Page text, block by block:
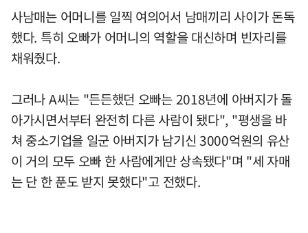
사남매는 어머니를 일찍 여의어서 남매끼리 사이가 돈독
했다. 특히 오빠가 어머니의 역할을 대신하며 빈자리를
채워줬다.
그러나 A씨는 "든든했던 오빠는 2018년에 아버지가 돌
아가시면서부터 완전히 다른 사람이 됐다", "평생을 바
쳐 중소기업을 일군 아버지가 남기신 3000억원의 유산
이 거의 모두 오빠 한 사람에게만 상속됐다"며 "세 자매
는 단 한 푼도 받지 못했다"고 전했다.